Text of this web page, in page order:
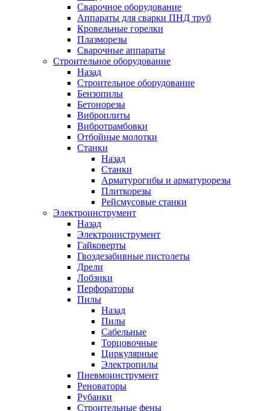
Сварочное оборудование
Аппараты для сварки ПНД труб
Кровельные горелки
Плазморезы
Сварочные аппараты
Строительное оборудование
Назад
Строительное оборудование
Бензопилы
Бетонорезы
Виброплиты
Вибротрамбовки
Отбойные молотки
Станки
Назад
Станки
Арматурогибы и арматурорезы
Плиткорезы
Рейсмусовые станки
Электроинструмент
Назад
Электроинструмент
Гайковерты
Гвоздезабивные пистолеты
Дрели
Лобзики
Перфораторы
Пилы
Назад
Пилы
Сабельные
Торцовочные
Циркулярные
Электропилы
Пневмоинструмент
Реноваторы
Рубанки
Строительные фены